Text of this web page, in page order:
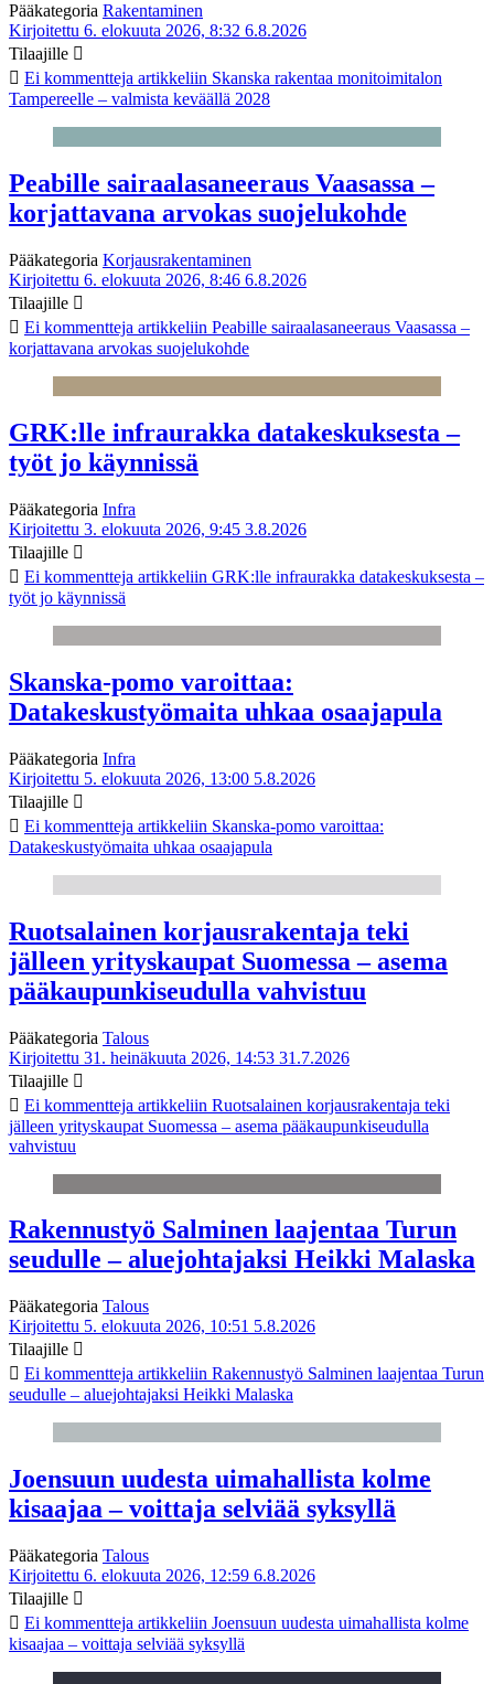
Pääkategoria Rakentaminen
Kirjoitettu 6. elokuuta 2026, 8:32 6.8.2026
Tilaajille
Ei kommentteja artikkeliin Skanska rakentaa monitoimitalon
Tampereelle – valmista keväällä 2028
Peabille sairaalasaneeraus Vaasassa –
korjattavana arvokas suojelukohde
Pääkategoria Korjausrakentaminen
Kirjoitettu 6. elokuuta 2026, 8:46 6.8.2026
Tilaajille
Ei kommentteja artikkeliin Peabille sairaalasaneeraus Vaasassa –
korjattavana arvokas suojelukohde
GRK:lle infraurakka datakeskuksesta –
työt jo käynnissä
Pääkategoria Infra
Kirjoitettu 3. elokuuta 2026, 9:45 3.8.2026
Tilaajille
Ei kommentteja artikkeliin GRK:lle infraurakka datakeskuksesta –
työt jo käynnissä
Skanska-pomo varoittaa:
Datakeskustyömaita uhkaa osaajapula
Pääkategoria Infra
Kirjoitettu 5. elokuuta 2026, 13:00 5.8.2026
Tilaajille
Ei kommentteja artikkeliin Skanska-pomo varoittaa:
Datakeskustyömaita uhkaa osaajapula
Ruotsalainen korjausrakentaja teki
jälleen yrityskaupat Suomessa – asema
pääkaupunkiseudulla vahvistuu
Pääkategoria Talous
Kirjoitettu 31. heinäkuuta 2026, 14:53 31.7.2026
Tilaajille
Ei kommentteja artikkeliin Ruotsalainen korjausrakentaja teki
jälleen yrityskaupat Suomessa – asema pääkaupunkiseudulla
vahvistuu
Rakennustyö Salminen laajentaa Turun
seudulle – aluejohtajaksi Heikki Malaska
Pääkategoria Talous
Kirjoitettu 5. elokuuta 2026, 10:51 5.8.2026
Tilaajille
Ei kommentteja artikkeliin Rakennustyö Salminen laajentaa Turun
seudulle – aluejohtajaksi Heikki Malaska
Joensuun uudesta uimahallista kolme
kisaajaa – voittaja selviää syksyllä
Pääkategoria Talous
Kirjoitettu 6. elokuuta 2026, 12:59 6.8.2026
Tilaajille
Ei kommentteja artikkeliin Joensuun uudesta uimahallista kolme
kisaajaa – voittaja selviää syksyllä